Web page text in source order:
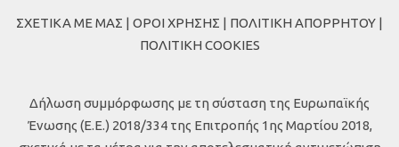
ΣΧΕΤΙΚΑ ΜΕ ΜΑΣ | ΟΡΟΙ ΧΡΗΣΗΣ | ΠΟΛΙΤΙΚΗ ΑΠΟΡΡΗΤΟΥ |
ΠΟΛΙΤΙΚΗ COOKIES
Δήλωση συμμόρφωσης με τη σύσταση της Ευρωπαϊκής
Ένωσης (Ε.Ε.) 2018/334 της Επιτροπής 1ης Μαρτίου 2018,